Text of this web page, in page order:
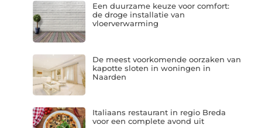
Een duurzame keuze voor comfort:
de droge installatie van
vloerverwarming
De meest voorkomende oorzaken van
kapotte sloten in woningen in
Naarden
Italiaans restaurant in regio Breda
voor een complete avond uit